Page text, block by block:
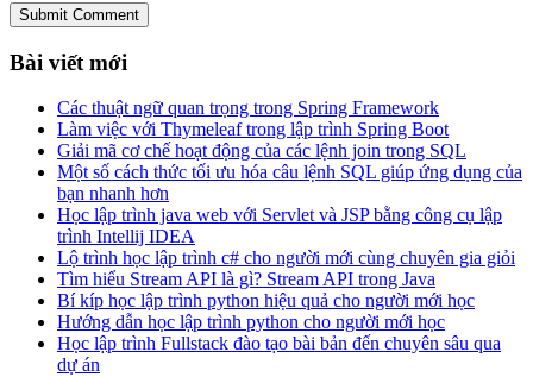
Submit Comment
Bài viết mới
Các thuật ngữ quan trọng trong Spring Framework
Làm việc với Thymeleaf trong lập trình Spring Boot
Giải mã cơ chế hoạt động của các lệnh join trong SQL
Một số cách thức tối ưu hóa câu lệnh SQL giúp ứng dụng của
bạn nhanh hơn
Học lập trình java web với Servlet và JSP bằng công cụ lập
trình Intellij IDEA
Lộ trình học lập trình c# cho người mới cùng chuyên gia giỏi
Tìm hiểu Stream API là gì? Stream API trong Java
Bí kíp học lập trình python hiệu quả cho người mới học
Hướng dẫn học lập trình python cho người mới học
Học lập trình Fullstack đào tạo bài bản đến chuyên sâu qua
dự án